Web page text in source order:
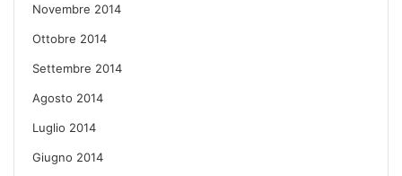
Novembre 2014
Ottobre 2014
Settembre 2014
Agosto 2014
Luglio 2014
Giugno 2014